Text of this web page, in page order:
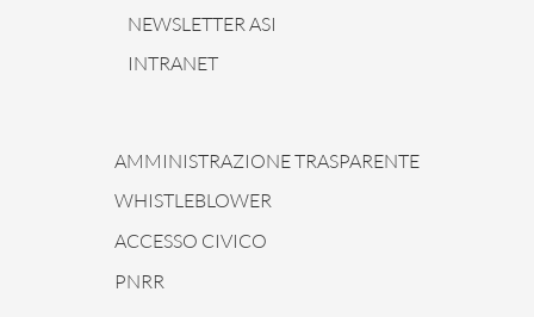
NEWSLETTER ASI
INTRANET
AMMINISTRAZIONE TRASPARENTE
WHISTLEBLOWER
ACCESSO CIVICO
PNRR